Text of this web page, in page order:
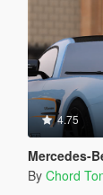
4.75
Mercedes-
By Chord